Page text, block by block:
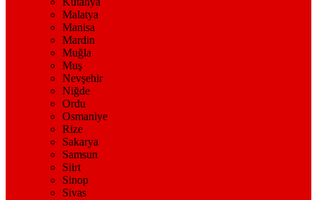
Malatya
Manisa
Mardin
Muğla
Muş
Nevşehir
Niğde
Ordu
Osmaniye
Rize
Sakarya
Samsun
Siirt
Sinop
Sivas